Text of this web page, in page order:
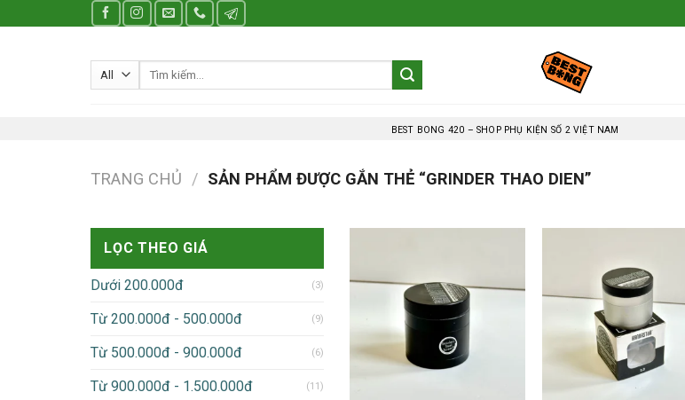
to
Tìm
BEST BONG 420 – SHOP PHỤ KIỆN SỐ 2 VIỆT NAM
TRANG CHỦ / SẢN PHẨM ĐƯỢC GẮN THẺ “GRINDER THAO DIEN”
LỌC THEO GIÁ
Dưới 200.000đ (3)
Từ 200.000đ - 500.000đ (9)
Từ 500.000đ - 900.000đ (6)
Từ 900.000đ - 1.500.000đ (11)